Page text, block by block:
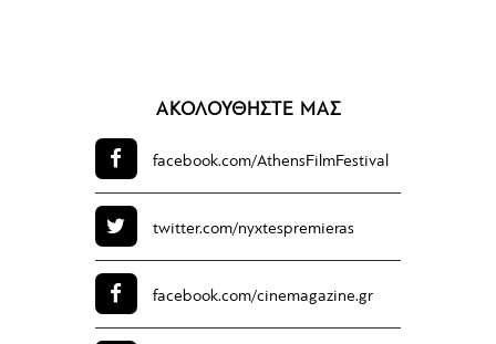
ΑΚΟΛΟΥΘΗΣΤΕ ΜΑΣ
facebook.com/AthensFilmFestival
twitter.com/nyxtespremieras
facebook.com/cinemagazine.gr